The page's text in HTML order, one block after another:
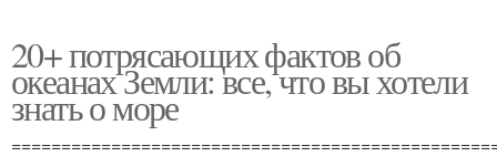
20+ потрясающих фактов об
океанах Земли: все, что вы хотели
знать о море